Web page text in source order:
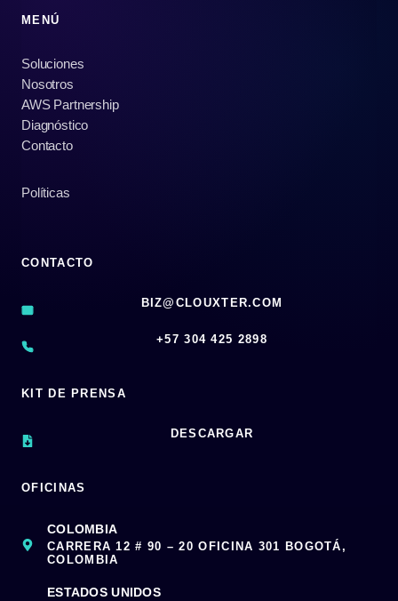
MENÚ
Soluciones
Nosotros
AWS Partnership
Diagnóstico
Contacto
Políticas
CONTACTO
BIZ@CLOUXTER.COM
‪+57 304 425 2898
KIT DE PRENSA
DESCARGAR
OFICINAS
COLOMBIA
CARRERA 12 # 90 – 20 OFICINA 301 BOGOTÁ,
COLOMBIA
ESTADOS UNIDOS